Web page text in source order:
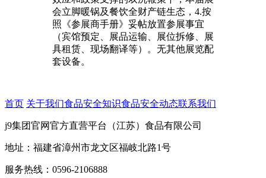
会立脚暖锅及餐饮全财产链生态，4.按
照《参展商手册》妥帖放置参展事宜
（宾馆预定、展品运输、展位拆修、展
具租赁、现场翻译等）。无其他展览配
套设备。
首页 关于我们食品安全知识食品安全动态联系我们
j9集团官网官方直营平台（江苏）食品有限公司
地址：福建省漳州市龙文区福岐北路1号
服务热线：0596-2106888